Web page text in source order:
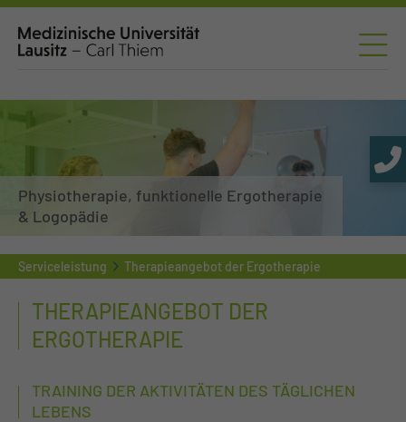
Physiotherapie, funktionelle Ergotherapie
& Logopädie
Serviceleistung Therapieangebot der Ergotherapie
THERAPIEANGEBOT DER
ERGOTHERAPIE
TRAINING DER AKTIVITÄTEN DES TÄGLICHEN
LEBENS